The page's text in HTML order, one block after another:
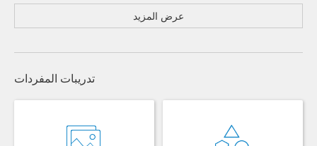
عرض المزيد
تدريبات المفردات